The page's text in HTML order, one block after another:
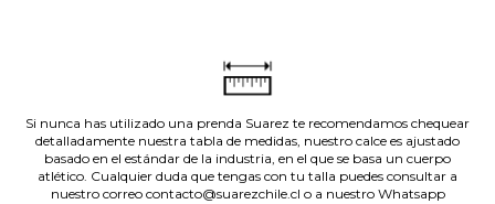
Si nunca has utilizado una prenda Suarez te recomendamos chequear
detalladamente nuestra tabla de medidas, nuestro calce es ajustado
basado en el estándar de la industria, en el que se basa un cuerpo
atlético. Cualquier duda que tengas con tu talla puedes consultar a
nuestro correo contacto@suarezchile.cl o a nuestro Whatsapp